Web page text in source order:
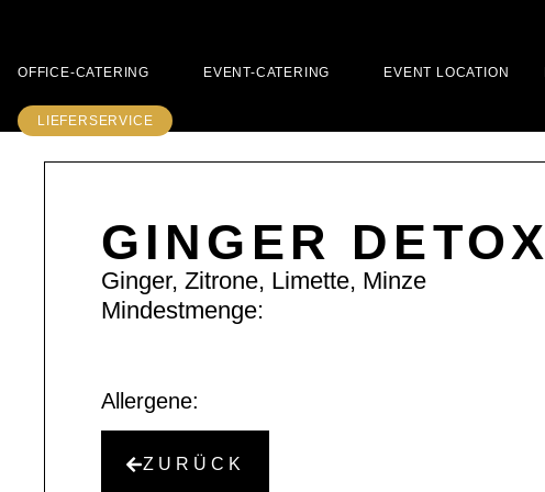
OFFICE-CATERING EVENT-CATERING EVENT LOCATION
LIEFERSERVICE
GINGER DETOX
Ginger, Zitrone, Limette, Minze
Mindestmenge:
Allergene:
ZURÜCK